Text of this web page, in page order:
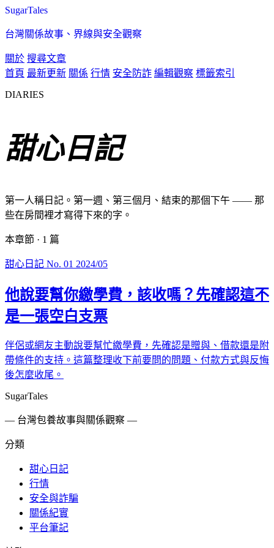
SugarTales
台灣關係故事、界線與安全觀察
關於 搜尋文章
首頁 最新更新 關係 行情 安全防詐 編輯觀察 標籤索引
DIARIES
甜心日記
第一人稱日記。第一週、第三個月、結束的那個下午 —— 那
些在房間裡才寫得下來的字。
本章節 · 1 篇
甜心日記 No. 01 2024/05
他說要幫你繳學費，該收嗎？先確認這不
是一張空白支票
伴侶或網友主動說要幫忙繳學費，先確認是贈與、借款還是附
帶條件的支持。這篇整理收下前要問的問題、付款方式與反悔
後怎麼收尾。
SugarTales
— 台灣包養故事與關係觀察 —
分類
甜心日記
行情
安全與詐騙
關係紀實
平台筆記